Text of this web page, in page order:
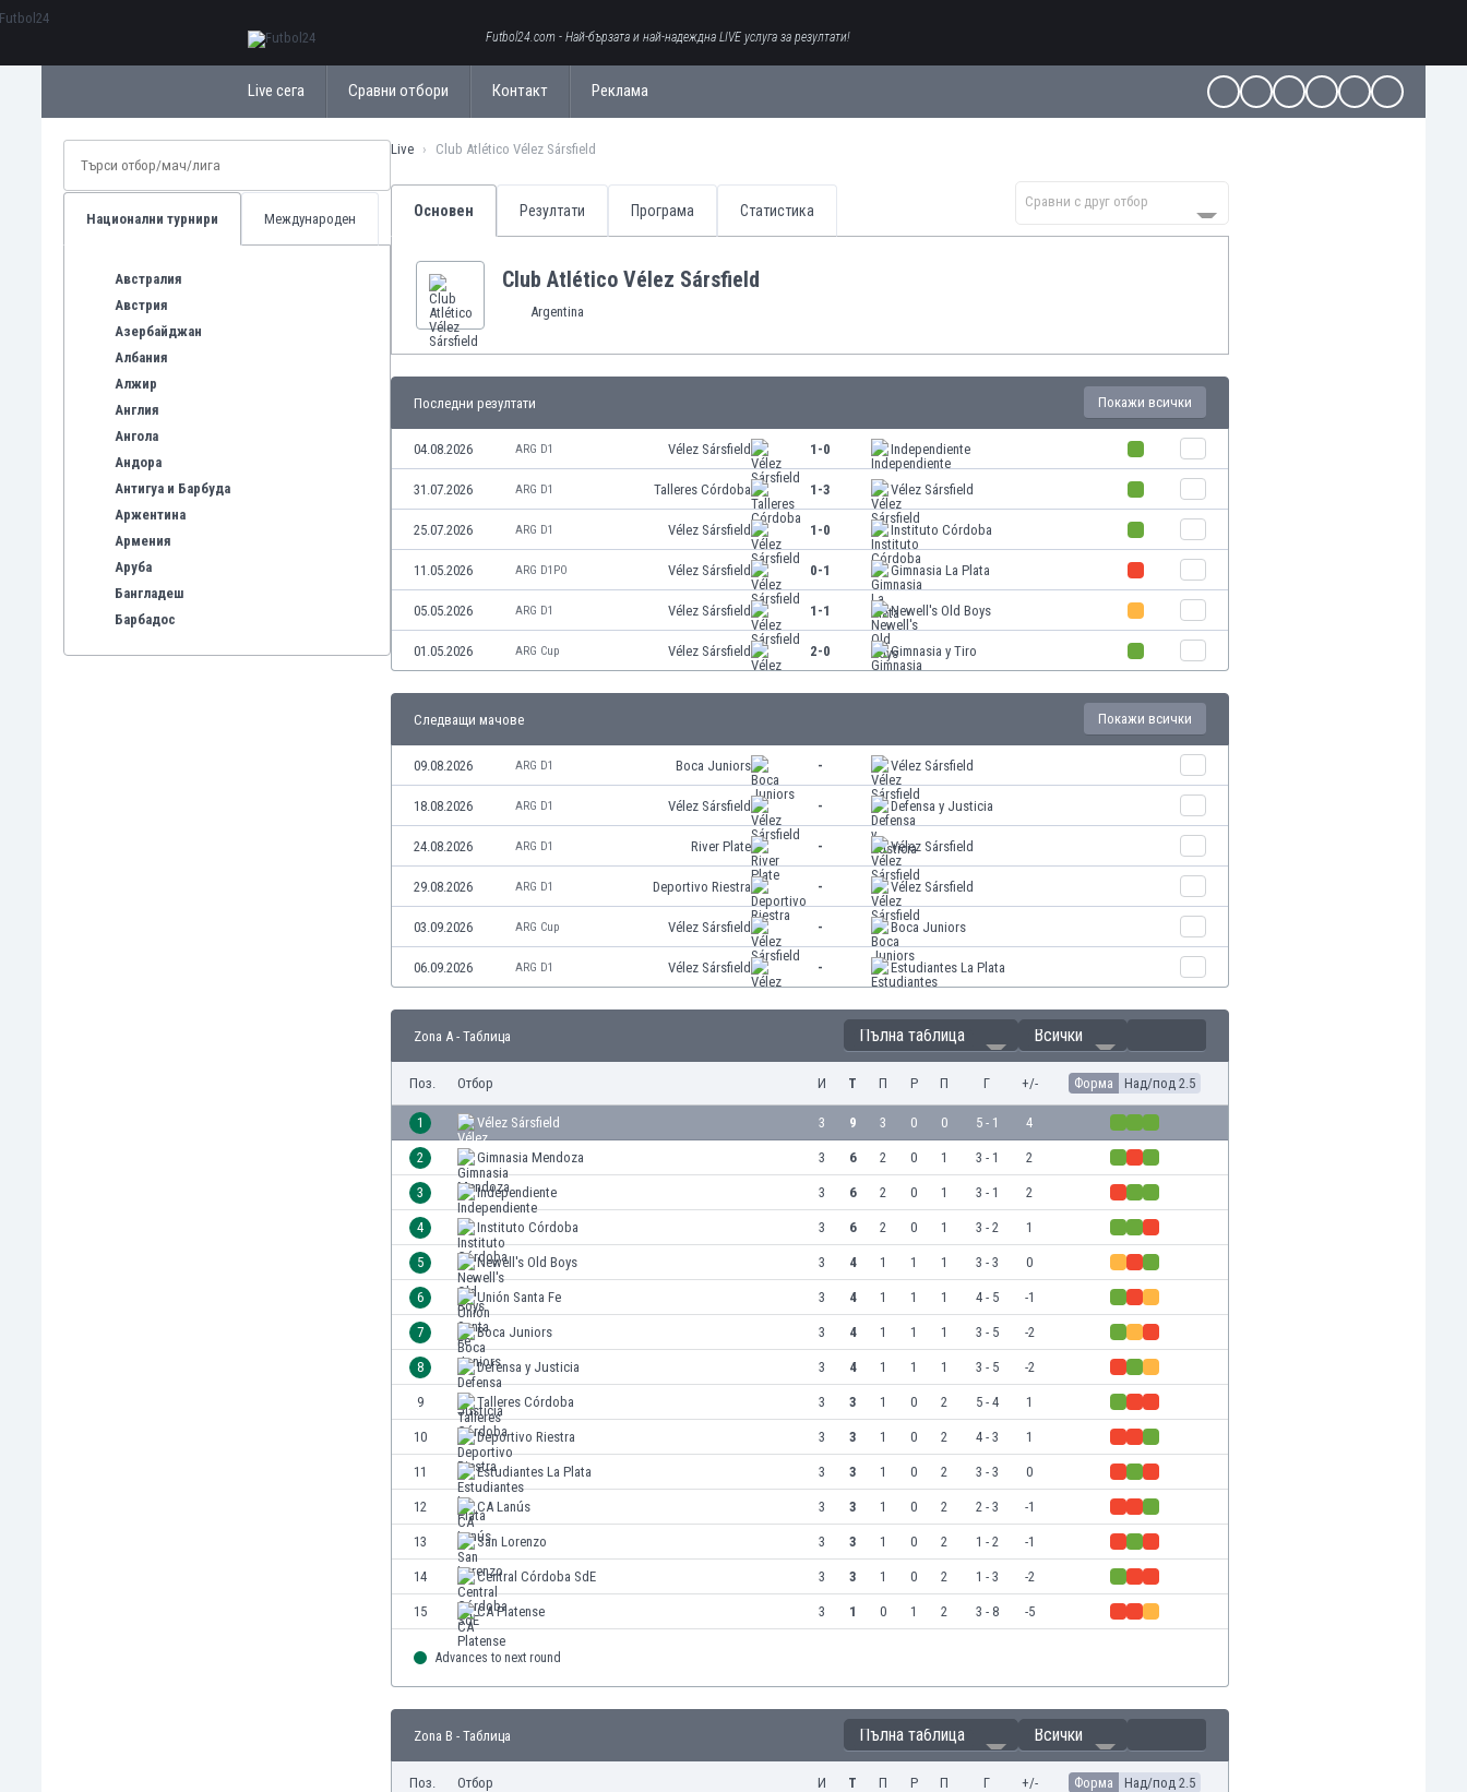
Futbol24.com - Най-бързата и най-надеждна LIVE услуга за резултати!
Live сега Сравни отбори Контакт Реклама
Национални турнири Международен
Австралия
Австрия
Азербайджан
Албания
Алжир
Англия
Ангола
Андора
Антигуа и Барбуда
Аржентина
Армения
Аруба
Бангладеш
Барбадос
Live Club Atlético Vélez Sársfield
Основен Резултати Програма Статистика
Сравни с друг отбор
Club Atlético Vélez Sársfield
Argentina
Последни резултати Покажи всички
04.08.2026 ARG D1 Vélez Sársfield 1-0 Independiente
31.07.2026 ARG D1 Talleres Córdoba 1-3 Vélez Sársfield
25.07.2026 ARG D1 Vélez Sársfield 1-0 Instituto Córdoba
11.05.2026 ARG D1PO Vélez Sársfield 0-1 Gimnasia La Plata
05.05.2026 ARG D1 Vélez Sársfield 1-1 Newell's Old Boys
01.05.2026 ARG Cup Vélez Sársfield 2-0 Gimnasia y Tiro
Следващи мачове Покажи всички
09.08.2026 ARG D1 Boca Juniors - Vélez Sársfield
18.08.2026 ARG D1 Vélez Sársfield - Defensa y Justicia
24.08.2026 ARG D1 River Plate - Vélez Sársfield
29.08.2026 ARG D1 Deportivo Riestra - Vélez Sársfield
03.09.2026 ARG Cup Vélez Sársfield - Boca Juniors
06.09.2026 ARG D1 Vélez Sársfield - Estudiantes La Plata
Zona A - Таблица Пълна таблица Всички
Поз. Отбор И Т П Р П Г +/- Форма Над/под 2.5
1 Vélez Sársfield 3 9 3 0 0 5 - 1 4
2 Gimnasia Mendoza 3 6 2 0 1 3 - 1 2
3 Independiente 3 6 2 0 1 3 - 1 2
4 Instituto Córdoba 3 6 2 0 1 3 - 2 1
5 Newell's Old Boys 3 4 1 1 1 3 - 3 0
6 Unión Santa Fe 3 4 1 1 1 4 - 5 -1
7 Boca Juniors 3 4 1 1 1 3 - 5 -2
8 Defensa y Justicia 3 4 1 1 1 3 - 5 -2
9 Talleres Córdoba 3 3 1 0 2 5 - 4 1
10 Deportivo Riestra 3 3 1 0 2 4 - 3 1
11 Estudiantes La Plata 3 3 1 0 2 3 - 3 0
12 CA Lanús 3 3 1 0 2 2 - 3 -1
13 San Lorenzo 3 3 1 0 2 1 - 2 -1
14 Central Córdoba SdE 3 3 1 0 2 1 - 3 -2
15 CA Platense 3 1 0 1 2 3 - 8 -5
Advances to next round
Zona B - Таблица Пълна таблица Всички
Поз. Отбор И Т П Р П Г +/- Форма Над/под 2.5